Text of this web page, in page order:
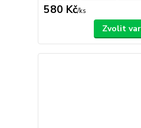
580 Kč/ks
Zvolit